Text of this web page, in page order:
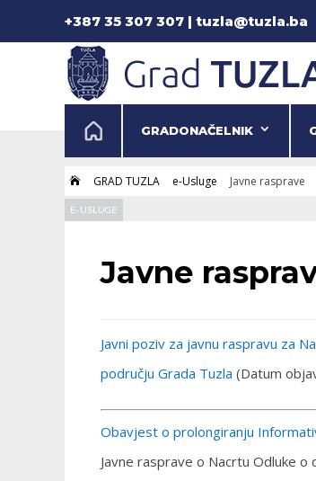
+387 35 307 307 | tuzla@tuzla.ba
GRADONAČELNIK
 GRAD TUZLA e-Usluge Javne rasprave
E-USLUGE
Javne
Javni poziv za javnu raspravu za
području Grada Tuzla (Datum
Obavjest o prolongiranju
Javne rasprave o Nacrtu Odluke